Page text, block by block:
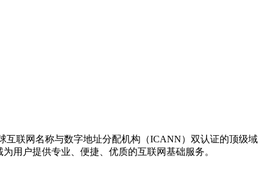
互联网名称与数字地址分配机构（ICANN）双认证的顶级域
用户提供专业、便捷、优质的互联网基础服务。